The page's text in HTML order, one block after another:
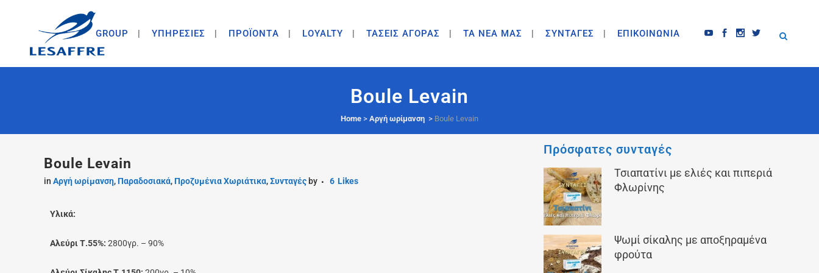
GROUP ΥΠΗΡΕΣΙΕΣ ΠΡΟΪΟΝΤA LOYALTY ΤΑΣΕΙΣ ΑΓΟΡΑΣ ΤΑ ΝΕΑ ΜΑΣ ΣΥΝΤΑΓΕΣ ΕΠΙΚΟΙΝΩΝΙΑ
Boule Levain
Home > Αργή ωρίμανση > Boule Levain
Boule Levain
in Αργή ωρίμανση,Παραδοσιακά,Προζυμένια Χωριάτικα,Συνταγές by 6 Likes
Υλικά:
Αλεύρι Τ.55%: 2800γρ. – 90%
Πρόσφατες συνταγές
Τσιαπατίνι με ελιές και πιπεριά
Φλωρίνης
Ψωμί σίκαλης με αποξηραμένα
φρούτα